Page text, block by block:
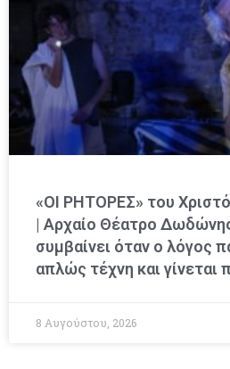
«ΟΙ ΡΗΤΟΡΕΣ» του
| Αρχαίο Θέατρο
συμβαίνει όταν ο λόγος
απλώς τέχνη και
8 Αυγούστου, 2026